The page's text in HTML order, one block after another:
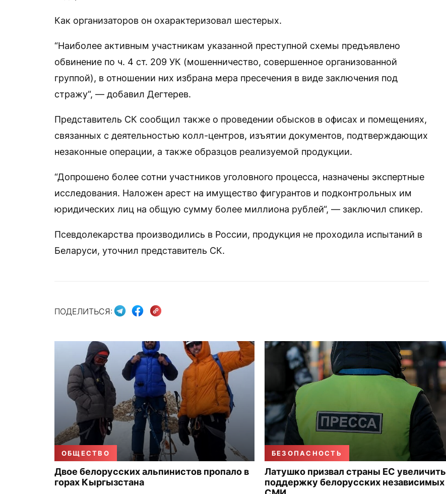
Как организаторов он охарактеризовал шестерых.
“Наиболее активным участникам указанной преступной схемы предъявлено
обвинение по ч. 4 ст. 209 УК (мошенничество, совершенное организованной
группой), в отношении них избрана мера пресечения в виде заключения под
стражу“, — добавил Дегтерев.
Представитель СК сообщил также о проведении обысков в офисах и помещениях,
связанных с деятельностью колл-центров, изъятии документов, подтверждающих
незаконные операции, а также образцов реализуемой продукции.
“Допрошено более сотни участников уголовного процесса, назначены экспертные
исследования. Наложен арест на имущество фигурантов и подконтрольных им
юридических лиц на общую сумму более миллиона рублей“, — заключил спикер.
Псевдолекарства производились в России, продукция не проходила испытаний в
Беларуси, уточнил представитель СК.
ПОДЕЛИТЬСЯ:
ОБЩЕСТВО
Двое белорусских альпинистов пропало в
горах Кыргызстана
БЕЗОПАСНОСТЬ
Латушко призвал страны ЕС увеличить
поддержку белорусских независимых